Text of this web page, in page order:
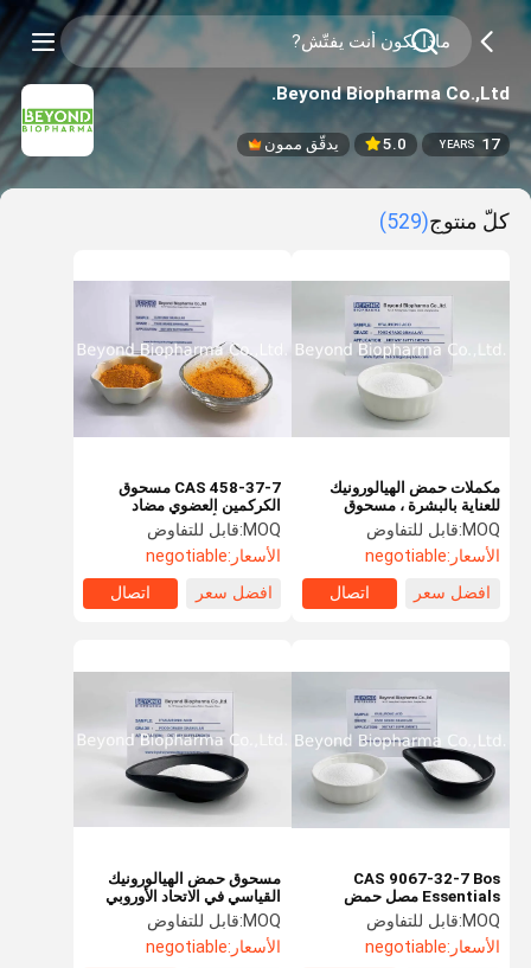
Beyond Biopharma Co.,Ltd.
17
YEARS
5.0 يدقّق ممون
كلّ منتوج(529)
CAS 458-37-7 مسحوق
الكركمين العضوي مضاد
للسرطان أداء جيد
MOQ: قابل للتفاوض
الأسعار:negotiable
افضل سعر
اتصال
مكملات حمض الهيالورونيك
للعناية بالبشرة ، مسحوق
هيالورونات الصوديوم الصحي
MOQ: قابل للتفاوض
الأسعار:negotiable
افضل سعر
اتصال
مسحوق حمض الهيالورونيك
القياسي في الاتحاد الأوروبي
GMP لحماية صحة المفاصل /
العيون
MOQ: قابل للتفاوض
الأسعار:negotiable
CAS 9067-32-7 Bos
Essentials مصل حمض
الهيالورونيك النقي مسحوق
أبيض كريستال
MOQ: قابل للتفاوض
الأسعار:negotiable